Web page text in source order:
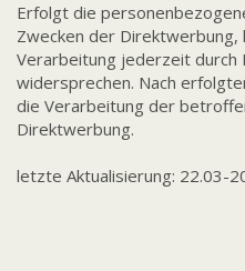
Erfolgt die
Zwecken der Direktwerbung,
Verarbeitung jederzeit durch
widersprechen. Nach
die Verarbeitung der
Direktwerbung.
letzte Aktualisierung: 22.03-